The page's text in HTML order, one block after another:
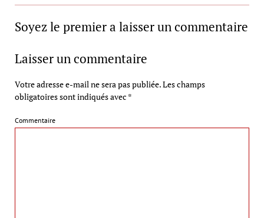
Soyez le premier a laisser un commentaire
Laisser un commentaire
Votre adresse e-mail ne sera pas publiée.Les champs
obligatoires sont indiqués avec *
Commentaire